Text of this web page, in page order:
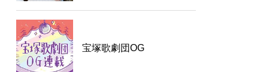
宝塚歌劇団OG